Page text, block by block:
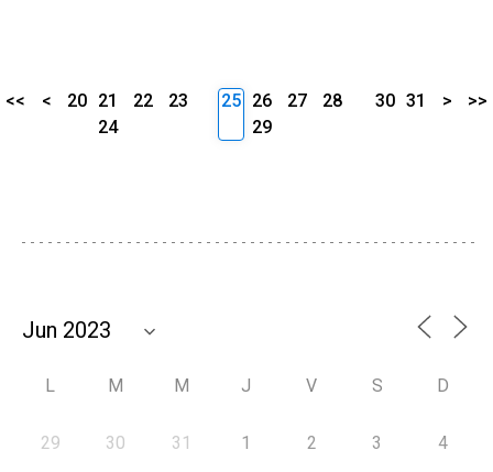
<< < 20 21 22
23
24
25 26 27
28
29
30 31 > >>
L M M J V S D
29 30 31 1 2 3 4